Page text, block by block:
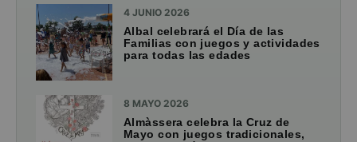
4 JUNIO 2026
Albal celebrará el Día de las
Familias con juegos y actividades
para todas las edades
8 MAYO 2026
Almàssera celebra la Cruz de
Mayo con juegos tradicionales,